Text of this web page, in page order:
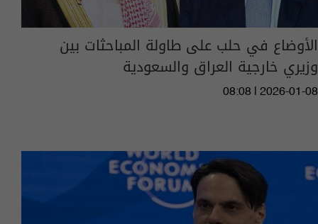
الأوضاع في حلب على طاولة المباحثات بين
وزيري خارجية العراق والسعودية
08:08 | 2026-01-08